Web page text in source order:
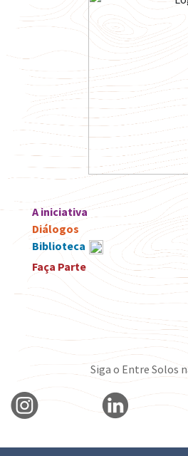
A iniciativa
Diálogos
Biblioteca
Faça Parte
Siga o Entre Solos